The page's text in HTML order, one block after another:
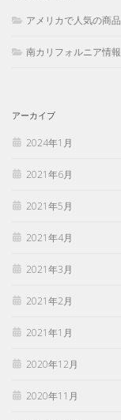
アメリカで人気の商品
南カリフォルニア情報
アーカイブ
2024年1月
2021年6月
2021年5月
2021年4月
2021年3月
2021年2月
2021年1月
2020年12月
2020年11月